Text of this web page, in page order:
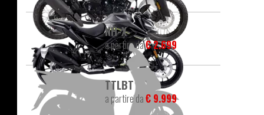
NH-X
a partire da€ 2.699
TTLBT
a partire da€ 9.999